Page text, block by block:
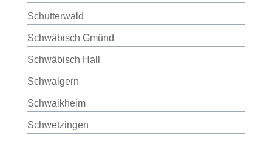
Schutterwald
Schwäbisch Gmünd
Schwäbisch Hall
Schwaigern
Schwaikheim
Schwetzingen